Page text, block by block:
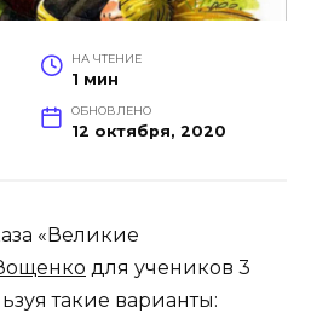
НА ЧТЕНИЕ
1 мин
ОБНОВЛЕНО
12 октября, 2020
«Великие
для учеников 3
такие варианты: